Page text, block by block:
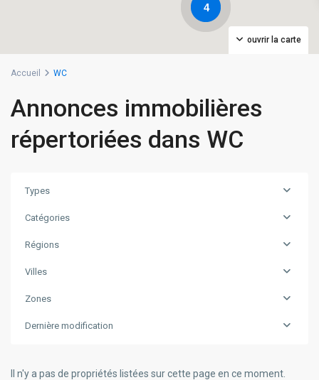
4
ouvrir la carte
Accueil WC
Annonces immobilières
répertoriées dans WC
Types
Catégories
Régions
Villes
Zones
Dernière modification
Il n'y a pas de propriétés listées sur cette page en ce moment.